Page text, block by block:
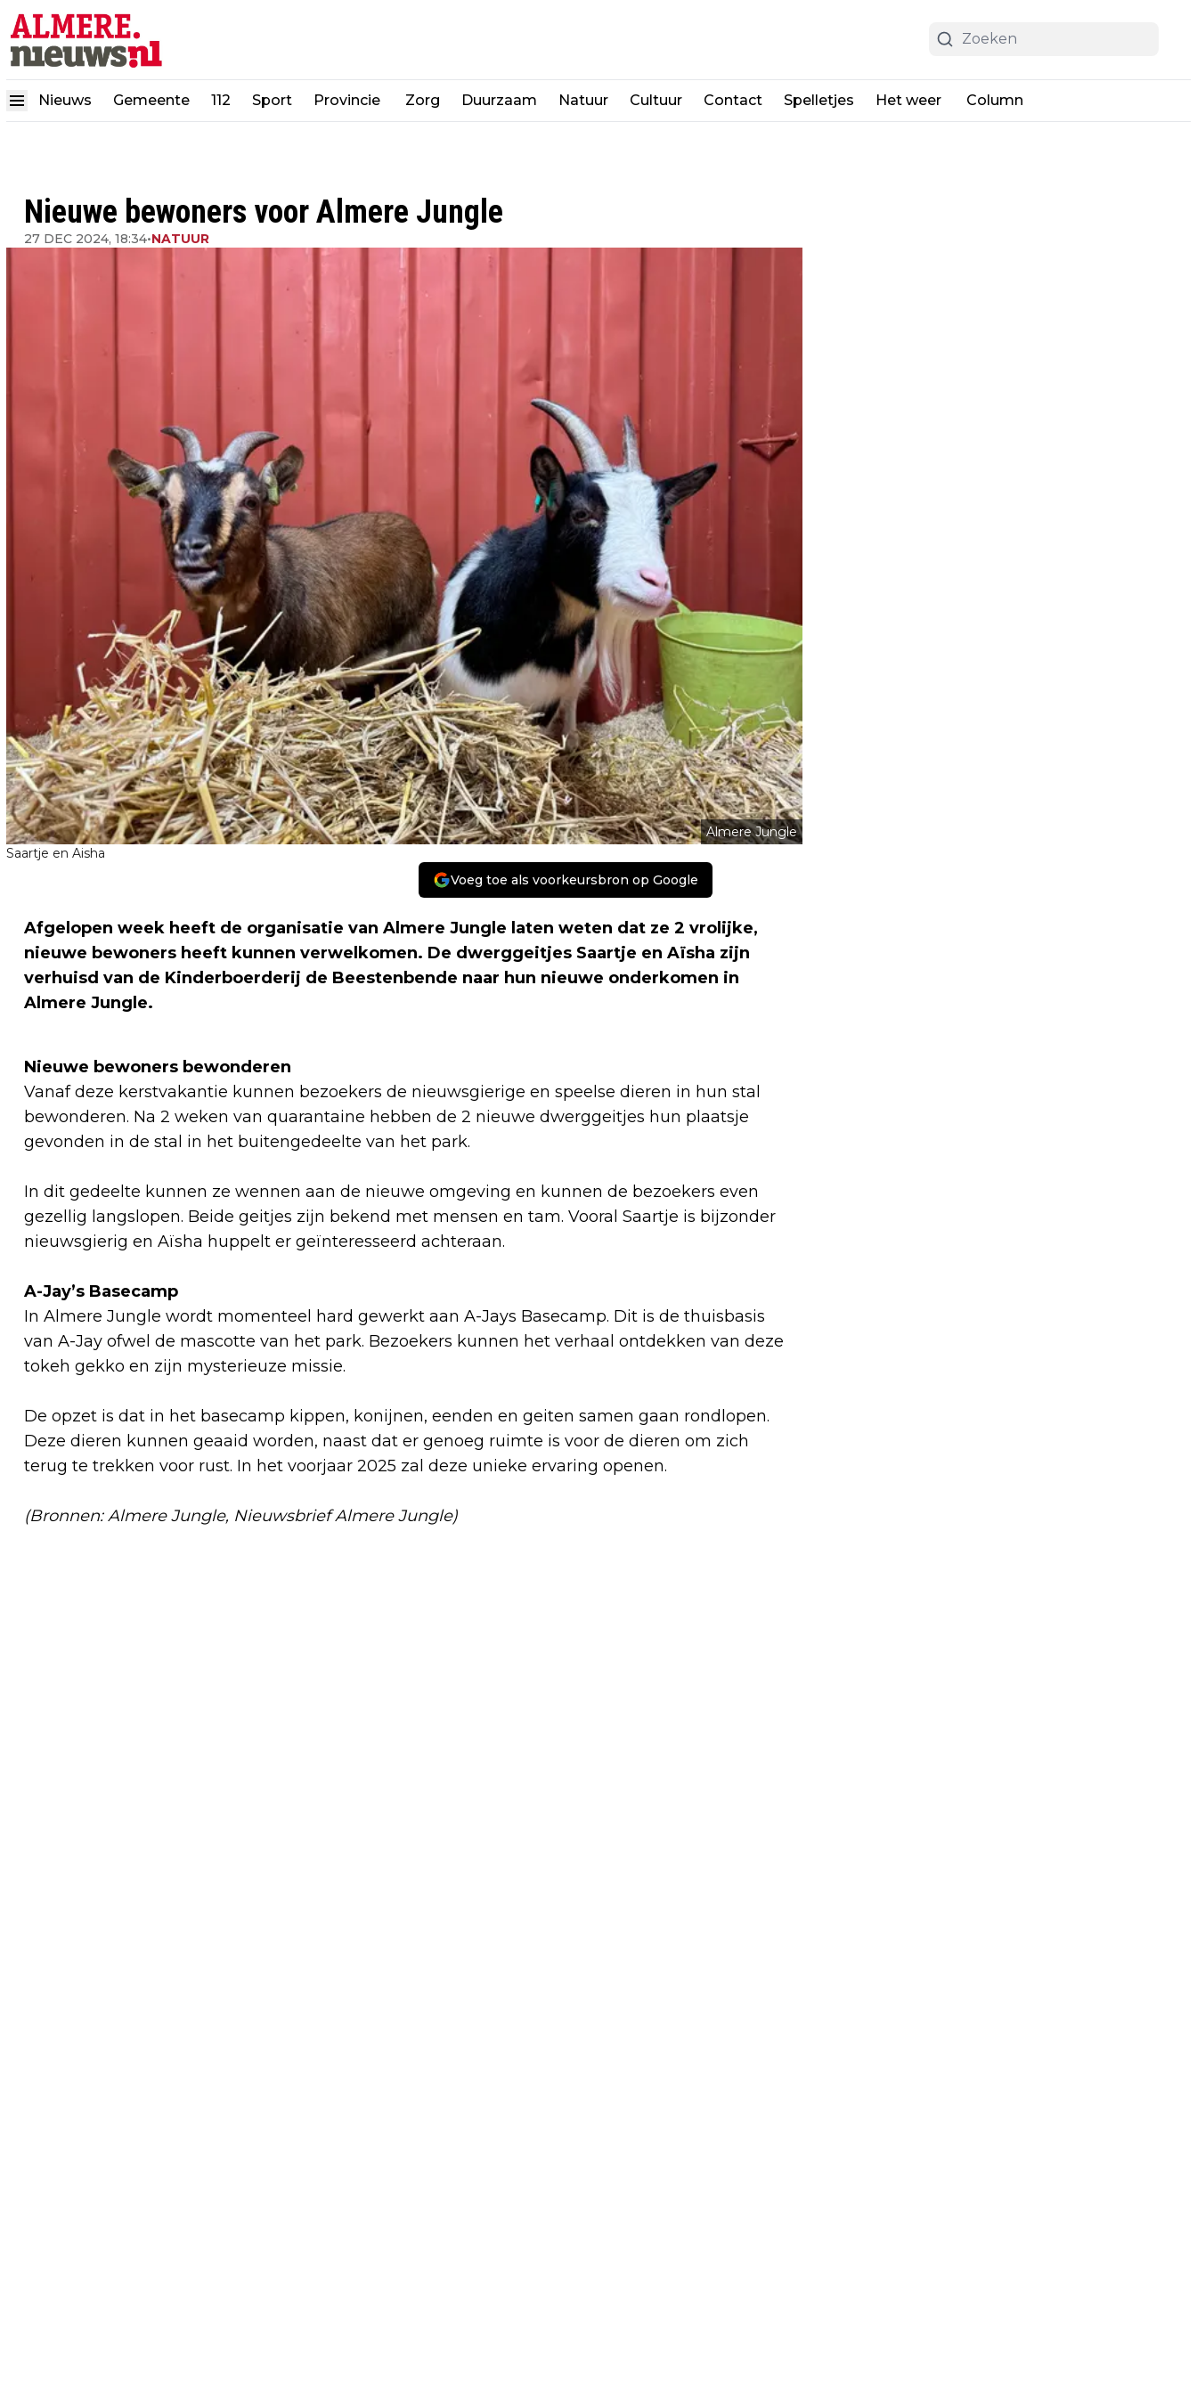
Nieuws Gemeente 112 Sport Provincie Zorg Duurzaam Natuur Cultuur Contact Spelletjes Het weer Column
Nieuwe bewoners voor Almere Jungle
27 DEC 2024, 18:34•NATUUR
Almere Jungle
Saartje en Aisha
Voeg toe als voorkeursbron op Google
Afgelopen week heeft de organisatie van Almere Jungle laten weten dat ze 2 vrolijke,
nieuwe bewoners heeft kunnen verwelkomen. De dwerggeitjes Saartje en Aïsha zijn
verhuisd van de Kinderboerderij de Beestenbende naar hun nieuwe onderkomen in
Almere Jungle.
Nieuwe bewoners bewonderen
Vanaf deze kerstvakantie kunnen bezoekers de nieuwsgierige en speelse dieren in hun stal
bewonderen. Na 2 weken van quarantaine hebben de 2 nieuwe dwerggeitjes hun plaatsje
gevonden in de stal in het buitengedeelte van het park.
In dit gedeelte kunnen ze wennen aan de nieuwe omgeving en kunnen de bezoekers even
gezellig langslopen. Beide geitjes zijn bekend met mensen en tam. Vooral Saartje is bijzonder
nieuwsgierig en Aïsha huppelt er geïnteresseerd achteraan.
A-Jay’s Basecamp
In Almere Jungle wordt momenteel hard gewerkt aan A-Jays Basecamp. Dit is de thuisbasis
van A-Jay ofwel de mascotte van het park. Bezoekers kunnen het verhaal ontdekken van deze
tokeh gekko en zijn mysterieuze missie.
De opzet is dat in het basecamp kippen, konijnen, eenden en geiten samen gaan rondlopen.
Deze dieren kunnen geaaid worden, naast dat er genoeg ruimte is voor de dieren om zich
terug te trekken voor rust. In het voorjaar 2025 zal deze unieke ervaring openen.
(Bronnen: Almere Jungle, Nieuwsbrief Almere Jungle)